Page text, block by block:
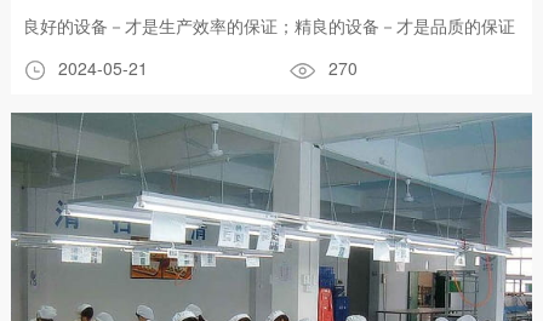
良好的设备－才是生产效率的保证；精良的设备－才是品质的保证
2024-05-21
270